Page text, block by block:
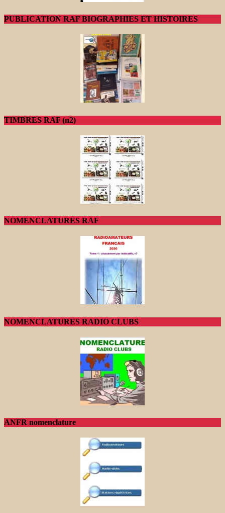
PUBLICATION RAF BIOGRAPHIES ET HISTOIRES
TIMBRES RAF (n2)
NOMENCLATURES RAF
NOMENCLATURES RADIO CLUBS
ANFR nomenclature